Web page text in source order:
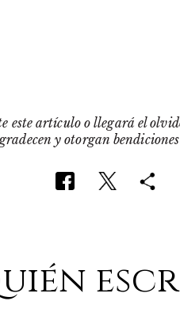
este artículo o llegará el
y otorgan